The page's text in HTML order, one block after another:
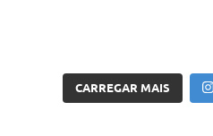
CARREGAR MAIS